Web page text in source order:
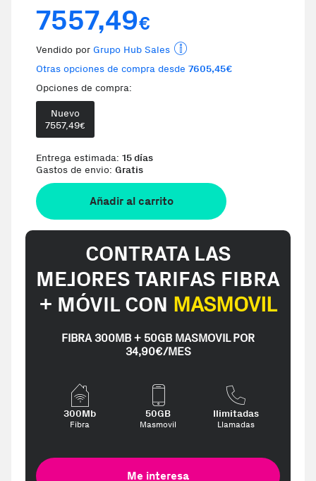
7557,49€
Vendido por Grupo Hub Sales
Otras opciones de compra desde 7605,45€
Opciones de compra:
Nuevo
7557,49€
Entrega estimada: 15 días
Gastos de envio: Gratis
Añadir al carrito
CONTRATA LAS
MEJORES TARIFAS FIBRA
+ MÓVIL CON MASMOVIL
FIBRA 300MB + 50GB MASMOVIL POR
34,90€/MES
300Mb
Fibra
50GB
Masmovil
Ilimitadas
Llamadas
Me interesa